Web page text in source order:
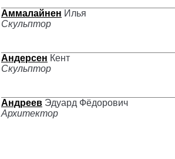
Аммалайнен Илья
Скульптор
Андерсен Кент
Скульптор
Андреев Эдуард Фёдорович
Архитектор